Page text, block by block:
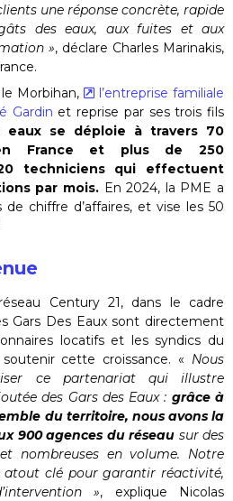
une réponse concrète, rapide
des eaux, aux fuites et aux
», déclare Charles Marinakis,
le Morbihan,
l’entreprise familiale
Gardin et reprise par ses trois fils
eaux se déploie à travers 70
France et plus de 250
techniciens qui effectuent
par mois. En 2024, la PME a
de chiffre d’affaires, et vise les 50
Century 21, dans le cadre
Gars Des Eaux sont directement
locatifs et les syndics du
cette croissance. « Nous
ce partenariat qui illustre
des Gars des Eaux : grâce à
du territoire, nous avons la
900 agences du réseau sur des
nombreuses en volume. Notre
clé pour garantir réactivité,
», explique Nicolas